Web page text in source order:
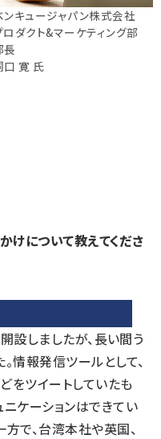
ンキュージャパン株式会社
ロダクト&マーケティング部
長
口 寛 氏
けについて教えてくださ
しましたが、長い間う
情報発信ツールとして、
をツイートしていたも
ニケーションはできてい
で、台湾本社や英国、